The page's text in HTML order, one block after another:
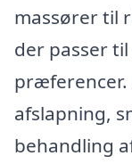
massører til
der passer
præferencer.
afslapning,
behandling